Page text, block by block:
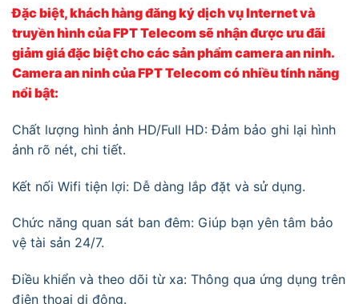
Đặc biệt, khách hàng đăng ký dịch vụ Internet và
truyền hình của FPT Telecom sẽ nhận được ưu đãi
giảm giá đặc biệt cho các sản phẩm camera an ninh.
Camera an ninh của FPT Telecom có nhiều tính năng
nổi bật:
Chất lượng hình ảnh HD/Full HD: Đảm bảo ghi lại hình
ảnh rõ nét, chi tiết.
Kết nối Wifi tiện lợi: Dễ dàng lắp đặt và sử dụng.
Chức năng quan sát ban đêm: Giúp bạn yên tâm bảo
vệ tài sản 24/7.
Điều khiển và theo dõi từ xa: Thông qua ứng dụng trên
điện thoại di động.